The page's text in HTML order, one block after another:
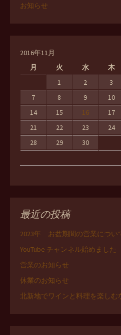
お知らせ
2016年11月
月
火 水 木
1 2 3
7
8 9 10
14
15 16 17
21
22 23 24
28
29 30
最近の投稿
2023年 お盆期間の営業につい
YouTube チャンネル始めました
営業のお知らせ
休業のお知らせ
北新地でワインと料理を楽しむ